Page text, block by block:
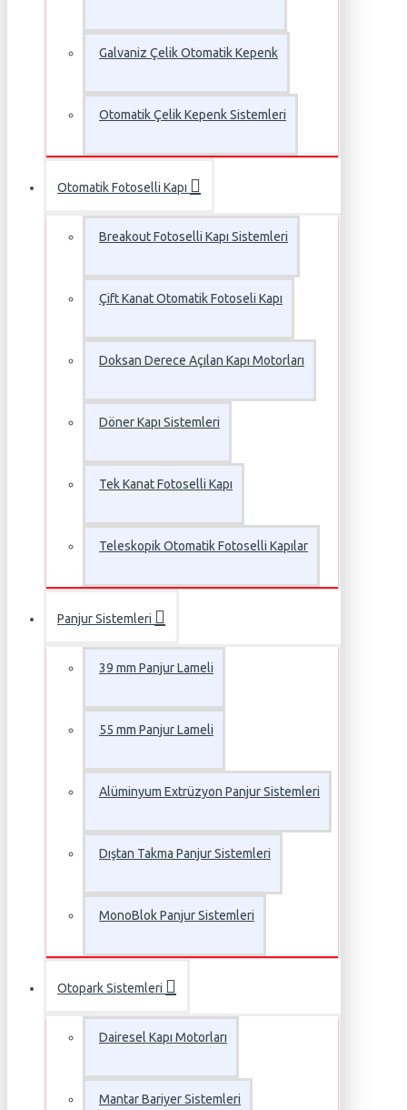
Galvaniz Çelik Otomatik Kepenk
Otomatik Çelik Kepenk Sistemleri
Otomatik Fotoselli Kapı
Breakout Fotoselli Kapı Sistemleri
Çift Kanat Otomatik Fotoseli Kapı
Doksan Derece Açılan Kapı Motorları
Döner Kapı Sistemleri
Tek Kanat Fotoselli Kapı
Teleskopik Otomatik Fotoselli Kapılar
Panjur Sistemleri
39 mm Panjur Lameli
55 mm Panjur Lameli
Alüminyum Extrüzyon Panjur Sistemleri
Dıştan Takma Panjur Sistemleri
MonoBlok Panjur Sistemleri
Otopark Sistemleri
Dairesel Kapı Motorları
Mantar Bariyer Sistemleri